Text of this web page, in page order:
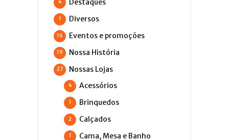
Destaques
4
Diversos
1
Eventos e promoções
16
Nossa História
19
Nossas Lojas
27
Acessórios
4
Brinquedos
1
Calçados
2
Cama, Mesa e Banho
1